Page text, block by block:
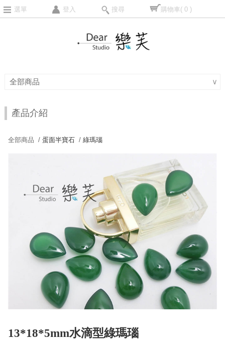
選單 登入 搜尋 購物車( 0 )
全部商品 ∨
產品介紹
全部商品 /蛋面半寶石 /綠瑪瑙
13*18*5mm水滴型綠瑪瑙